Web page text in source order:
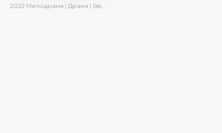
2022 Мелодрама | Драма | SesDizi | Ирина Котова